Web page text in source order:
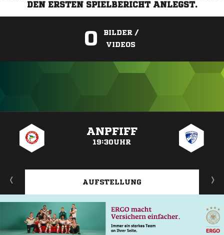
DEN ERSTEN SPIELBERICHT ANLEGST.
0
BILDER /
VIDEOS
ANPFIFF
19:30UHR
AUFSTELLUNG